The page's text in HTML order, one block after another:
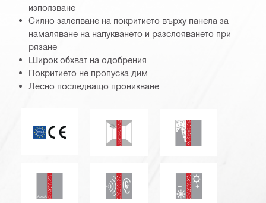
използване
Силно залепване на покритието върху панела за
намаляване на напукването и разслояването при
рязане
Широк обхват на одобрения
Покритието не пропуска дим
Лесно последващо проникване
Маркировка CE Устойчивост на плесени
ВодонепропускливостАкустична изолацияТермоизолация